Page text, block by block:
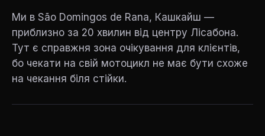
Ми в São Domingos de Rana, Кашкайш —
приблизно за 20 хвилин від центру Лісабона.
Тут є справжня зона очікування для клієнтів,
бо чекати на свій мотоцикл не має бути схоже
на чекання біля стійки.